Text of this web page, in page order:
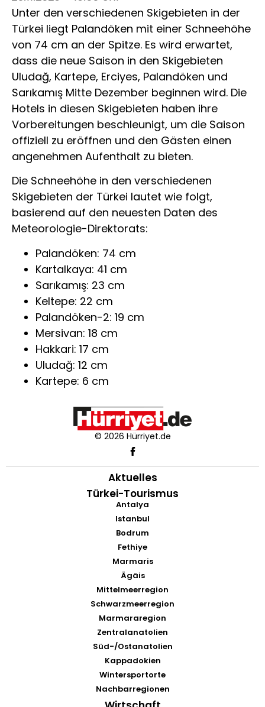
Unter den verschiedenen Skigebieten in der
Türkei liegt Palandöken mit einer Schneehöhe
von 74 cm an der Spitze. Es wird erwartet,
dass die neue Saison in den Skigebieten
Uludağ, Kartepe, Erciyes, Palandöken und
Sarıkamış Mitte Dezember beginnen wird. Die
Hotels in diesen Skigebieten haben ihre
Vorbereitungen beschleunigt, um die Saison
offiziell zu eröffnen und den Gästen einen
angenehmen Aufenthalt zu bieten.
Die Schneehöhe in den verschiedenen
Skigebieten der Türkei lautet wie folgt,
basierend auf den neuesten Daten des
Meteorologie-Direktorats:
Palandöken: 74 cm
Kartalkaya: 41 cm
Sarıkamış: 23 cm
Keltepe: 22 cm
Palandöken-2: 19 cm
Mersivan: 18 cm
Hakkari: 17 cm
Uludağ: 12 cm
Kartepe: 6 cm
© 2026 Hürriyet.de
Aktuelles
Türkei-Tourismus
Antalya
Istanbul
Bodrum
Fethiye
Marmaris
Ägäis
Mittelmeerregion
Schwarzmeerregion
Marmararegion
Zentralanatolien
Süd-/Ostanatolien
Kappadokien
Wintersportorte
Nachbarregionen